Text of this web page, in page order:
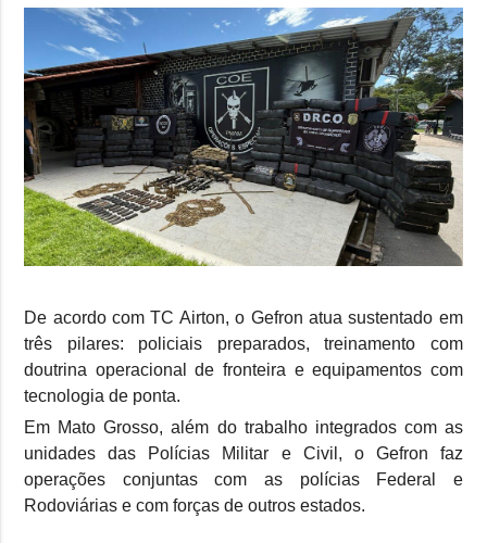
De acordo com TC Airton, o Gefron atua sustentado em
três pilares: policiais preparados, treinamento com
doutrina operacional de fronteira e equipamentos com
tecnologia de ponta.
Em Mato Grosso, além do trabalho integrados com as
unidades das Polícias Militar e Civil, o Gefron faz
operações conjuntas com as polícias Federal e
Rodoviárias e com forças de outros estados.